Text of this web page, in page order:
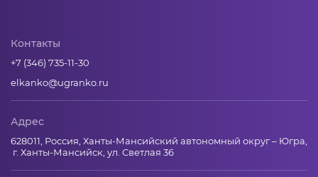
Контакты
+7 (346) 735-11-30
elkanko@ugranko.ru
Адрес
628011, Россия, Ханты-Мансийский автономный округ – Югра,
г. Ханты-Мансийск, ул. Светлая 36